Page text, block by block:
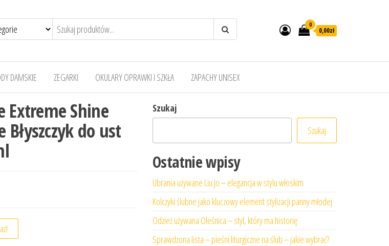
0
0,00zł
DAMSKIE ZEGARKI OKULARY OPRAWKI I SZKŁA ZAPACHY UNISEX
Extreme Shine
Błyszczyk do ust
Szukaj
Szukaj
Ostatnie wpisy
Ubrania używane Liu Jo – elegancja w stylu włoskim
Kolczyki ślubne jako kluczowy element stylizacji panny młodej
Odzież używana Oleśnica – styl, który ma historię
Sprawdzona lista – pieśni liturgiczne na ślub – jakie wybrać?